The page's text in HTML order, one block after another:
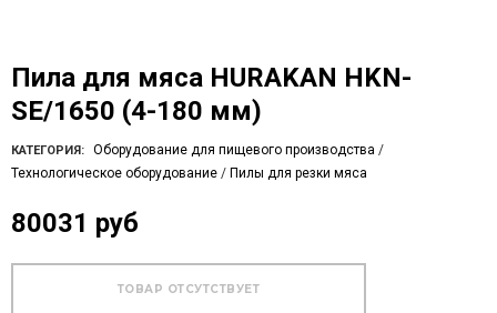
Пила для мяса HURAKAN HKN-
SE/1650 (4-180 мм)
КАТЕГОРИЯ: Оборудование для пищевого производства /
Технологическое оборудование / Пилы для резки мяса
80031 руб